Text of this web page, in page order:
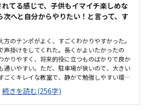
てる感じで、子供もイマイチ楽しめな
次へと自分からやりたい！と言って、す
のテンポがよく、すごくわかりやすかった。
声掛けをしてくれた。長くかよいたかったの
かりやすく、将来的役に立つものばかりで良か
通いやすい。ただ、駐車場が狭いので、大きい
ごくキレイな教室で、静かで勉強しやすい環境
キレイだった。先行投資だと思ってます。ちょ
お金がまとまってかかるのは、痛いかな。教え
、子供がすごく楽しめました。
続きを読む(256字)